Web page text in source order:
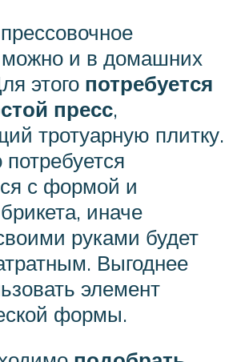
можно и в домашних
этого потребуется
пресс,
тротуарную плитку.
с формой и
иначе
руками будет
Выгоднее
элемент
формы.